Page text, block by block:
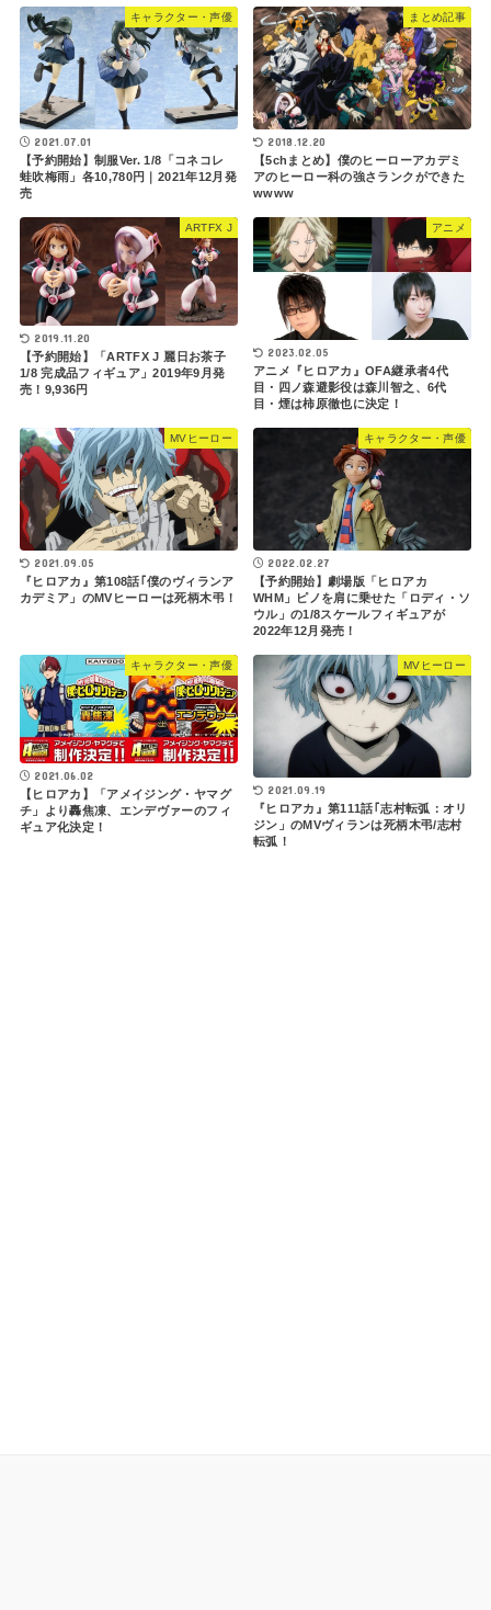
キャラクター・声優
2021.07.01
【予約開始】制服Ver. 1/8「コネコレ
蛙吹梅雨」各10,780円｜2021年12月発
売
まとめ記事
2018.12.20
【5chまとめ】僕のヒーローアカデミ
アのヒーロー科の強さランクができた
wwww
ARTFX J
2019.11.20
【予約開始】「ARTFX J 麗日お茶子
1/8 完成品フィギュア」2019年9月発
売！9,936円
アニメ
2023.02.05
アニメ『ヒロアカ』OFA継承者4代
目・四ノ森避影役は森川智之、6代
目・煙は柿原徹也に決定！
MVヒーロー
2021.09.05
『ヒロアカ』第108話｢僕のヴィランア
カデミア」のMVヒーローは死柄木弔！
キャラクター・声優
2022.02.27
【予約開始】劇場版「ヒロアカ
WHM」ピノを肩に乗せた「ロディ・ソ
ウル」の1/8スケールフィギュアが
2022年12月発売！
キャラクター・声優
2021.06.02
【ヒロアカ】「アメイジング・ヤマグ
チ」より轟焦凍、エンデヴァーのフィ
ギュア化決定！
MVヒーロー
2021.09.19
『ヒロアカ』第111話｢志村転弧：オリ
ジン」のMVヴィランは死柄木弔/志村
転弧！